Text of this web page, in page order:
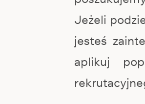
Jeżeli
jesteś
aplikuj